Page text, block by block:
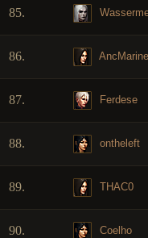
85.
86.
87. Ferdese
88. ontheleft
89. THAC0
90. Coelho